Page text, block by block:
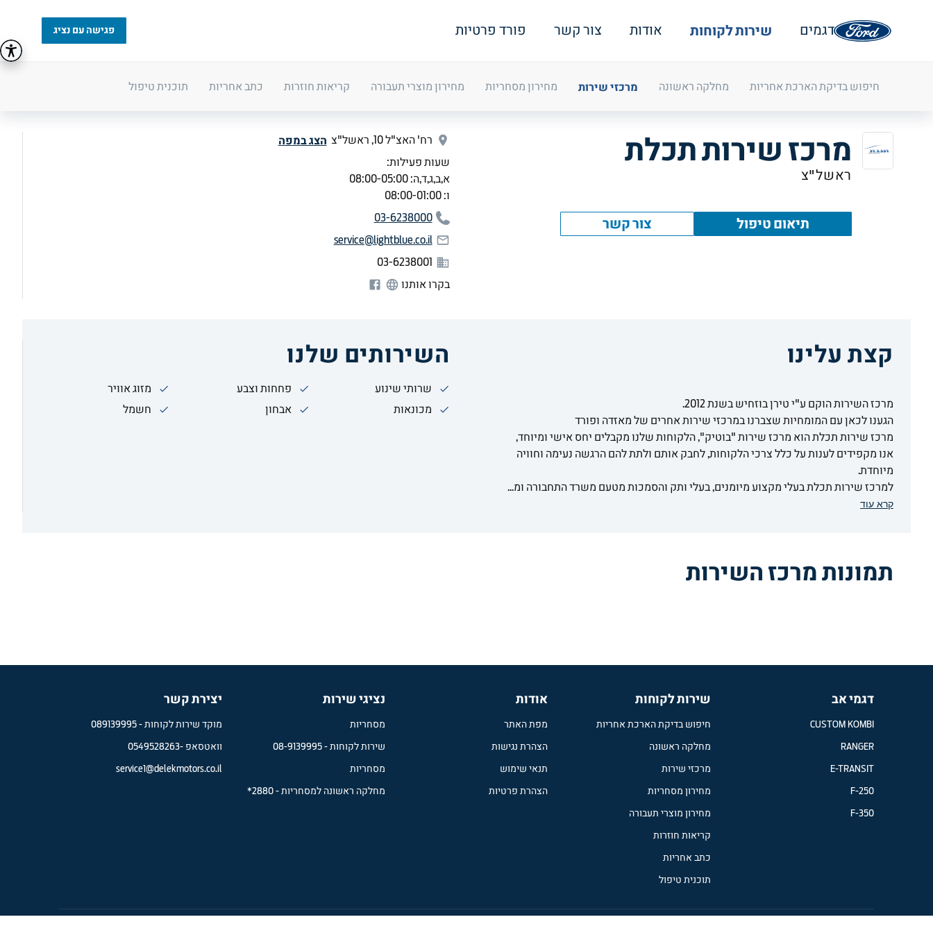
דגמים שירות לקוחות אודות צור קשר פורד פרטיות פגישה עם נציג
חיפוש בדיקת הארכת אחריות מחלקה ראשונה מרכזי שירות מחירון מסחריות מחירון מוצרי תעבורה קריאות חוזרות כתב אחריות תוכנית טיפול
מרכז שירות תכלת
ראשל"צ
תיאום טיפול צור קשר
רח' האצ"ל 10, ראשל"צ הצג במפה
שעות פעילות:
א,ב,ג,ד,ה:
08:00-05:00
ו:
08:00-01:00
03-6238000
service@lightblue.co.il
03-6238001
בקרו אותנו
קצת עלינו
מרכז השירות הוקם ע"י טירן בוזחיש בשנת 2012.
הגענו לכאן עם המומחיות שצברנו במרכזי שירות אחרים של מאזדה ופורד
מרכז שירות תכלת הוא מרכז שירות "בוטיק", הלקוחות שלנו מקבלים יחס אישי ומיוחד,
אנו מקפידים לענות על כלל צרכי הלקוחות, לחבק אותם ולתת להם הרגשה נעימה וחוויה
מיוחדת.
למרכז שירות תכלת בעלי מקצוע מיומנים, בעלי ותק והסמכות מטעם משרד התחבורה ומ...
קרא עוד
השירותים שלנו
שרותי שינוע
מכונאות
פחחות וצבע
אבחון
מזוג אוויר
חשמל
תמונות מרכז השירות
דגמי אב
CUSTOM KOMBI
RANGER
E-TRANSIT
F-250
F-350
שירות לקוחות
חיפוש בדיקת הארכת אחריות
מחלקה ראשונה
מרכזי שירות
מחירון מסחריות
מחירון מוצרי תעבורה
קריאות חוזרות
כתב אחריות
תוכנית טיפול
אודות
מפת האתר
הצהרת נגישות
תנאי שימוש
הצהרת פרטיות
נציגי שירות
מסחריות
שירות לקוחות -
08-9139995
מסחריות
מחלקה ראשונה למסחריות -
2880*
יצירת קשר
מוקד שירות לקוחות - 089139995
וואטסאפ -0549528263
service1@delekmotors.co.il